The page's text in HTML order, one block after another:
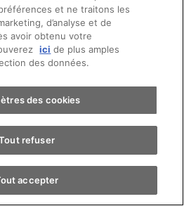
Prendre rendez-vous
Essai sur route
Trouver une voiture
et Moteurs SA
et ne traitons les
d’analyse et de
avoir obtenu votre
ici de plus amples
des données.
des cookies
refuser
accepter